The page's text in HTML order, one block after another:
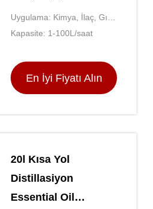
Aşamalı Distillasiyon
Uygulama: Kimya, İlaç, Gıda
vb.
Kapasite: 1-100L/saat
En İyi Fiyatı Alın
20l Kısa Yol
Distillasiyon
Essential Oil